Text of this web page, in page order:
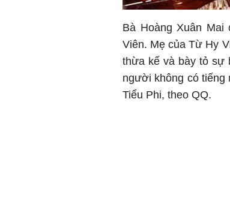
Bà Hoàng Xuân
Viên. Mẹ của Từ Hy
thừa kế và bày tỏ sự
người không có tiếng
Tiểu Phi, theo QQ.